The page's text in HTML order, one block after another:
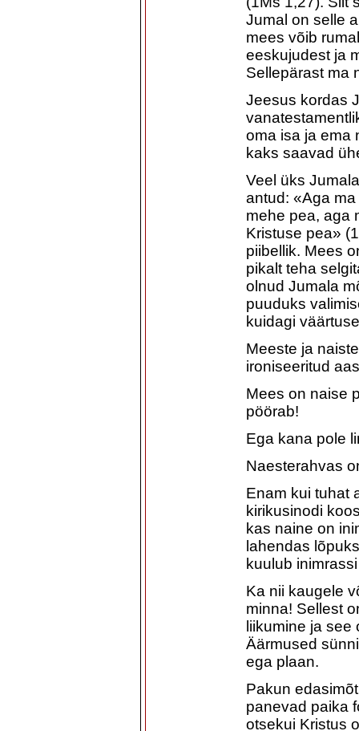
Jumal on selle
mees võib
eeskujudest ja
Sellepärast ma
Jeesus kordas
oma isa ja ema
kaks saavad
Veel üks
antud: «Aga
mehe pea, aga
Kristuse pea»
piibellik. Mees
pikalt teha
olnud Jumala
puuduks
kuidagi
Meeste ja
ironiseeritud
Mees on naise
pöörab!
Ega kana pole
Naesterahvas
Enam kui tuhat
kirikusinodi
kas naine on
lahendas
kuulub
Ka nii kaugele
minna! Sellest
liikumine ja see
Äärmused
ega plaan.
Pakun
panevad paika
otsekui Kristus